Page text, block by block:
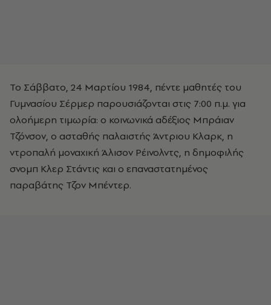
Το Σάββατο, 24 Μαρτίου 1984, πέντε μαθητές του
Γυμνασίου Σέρμερ παρουσιάζονται στις 7:00 π.μ. για
ολοήμερη τιμωρία: ο κοινωνικά αδέξιος Μπράιαν
Τζόνσον, ο ασταθής παλαιστής Άντριου Κλαρκ, η
ντροπαλή μοναχική Άλισον Ρέινολντς, η δημοφιλής
σνομπ Κλερ Στάντις και ο επαναστατημένος
παραβάτης Τζον Μπέντερ.